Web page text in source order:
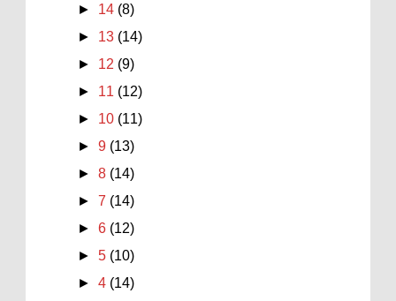
► 14 (8)
► 13 (14)
► 12 (9)
► 11 (12)
► 10 (11)
►9 (13)
►8 (14)
►7 (14)
►6 (12)
►5 (10)
►4 (14)